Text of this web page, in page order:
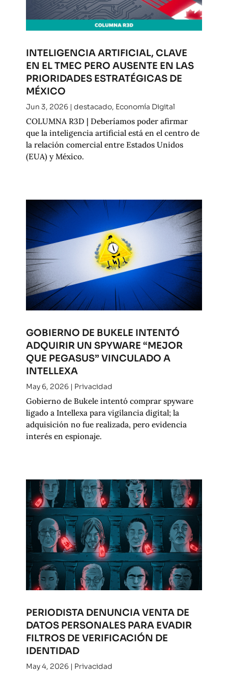
INTELIGENCIA ARTIFICIAL, CLAVE
EN EL TMEC PERO AUSENTE EN LAS
PRIORIDADES ESTRATÉGICAS DE
MÉXICO
Jun 3, 2026| destacado, Economía Digital
COLUMNA R3D | Deberíamos poder afirmar
que la inteligencia artificial está en el centro de
la relación comercial entre Estados Unidos
(EUA) y México.
GOBIERNO DE BUKELE INTENTÓ
ADQUIRIR UN SPYWARE “MEJOR
QUE PEGASUS” VINCULADO A
INTELLEXA
May 6, 2026| Privacidad
Gobierno de Bukele intentó comprar spyware
ligado a Intellexa para vigilancia digital; la
adquisición no fue realizada, pero evidencia
interés en espionaje.
PERIODISTA DENUNCIA VENTA DE
DATOS PERSONALES PARA EVADIR
FILTROS DE VERIFICACIÓN DE
IDENTIDAD
May 4, 2026| Privacidad